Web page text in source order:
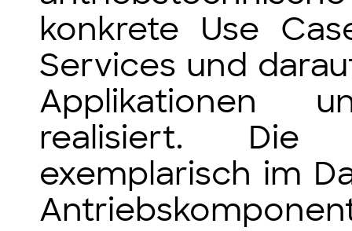
konkrete Use
Services und
Applikationen
realisiert. Die
exemplarisch im